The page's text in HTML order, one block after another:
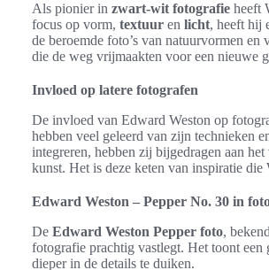
Als pionier in zwart-wit fotografie heeft
focus op vorm, textuur en licht, heeft hij
de beroemde foto’s van natuurvormen
die de weg vrijmaakten voor een nieuwe
Invloed op latere fotografen
De invloed van Edward Weston op
hebben veel geleerd van zijn technieken
integreren, hebben zij bijgedragen aan
kunst. Het is deze keten van inspiratie die
Edward Weston – Pepper No. 30 in
De Edward Weston Pepper foto,
fotografie prachtig vastlegt. Het toont
dieper in de details te duiken.